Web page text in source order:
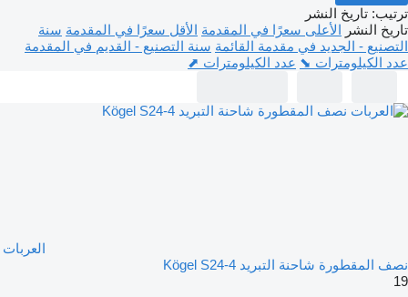
ترتيب: تاريخ النشر
تاريخ النشر الأعلى سعرًا في المقدمة الأقل سعرًا في المقدمة سنة
التصنيع - الجديد في مقدمة القائمة سنة التصنيع - القديم في المقدمة
عدد الكيلومترات ⬊ عدد الكيلومترات ⬈
العربات
نصف المقطورة شاحنة التبريد Kögel S24-4
19